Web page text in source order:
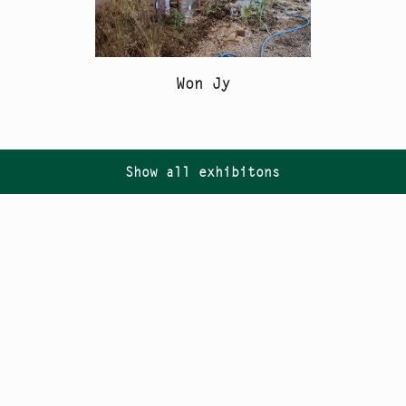
Won Jy
Show all exhibitons